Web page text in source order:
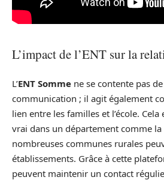
L’impact de l’ENT sur la
L’ENT Somme ne se contente pas
communication ; il agit également
lien entre les familles et l’école.
vrai dans un département comme
nombreuses communes rurales
établissements. Grâce à cette
peuvent maintenir un contact